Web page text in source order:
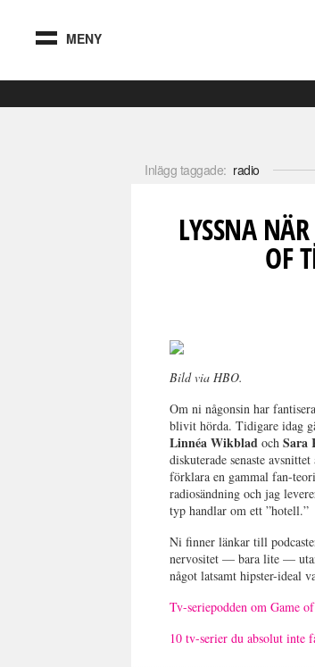
MENY
Inlägg taggade: radio
LYSSNA
OF
Bild via HBO.
Om ni någonsin har
blivit hörda. Tidigare idag
Linnéa Wikblad ochSara
diskuterade senaste
förklara en gammal fan-
radiosändning och jag
typ handlar om ett ”hotell.”
Ni finner länkar till
nervositet — bara lite —
något latsamt hipster-ideal
Tv-seriepodden om Game
10 tv-serier du absolut inte